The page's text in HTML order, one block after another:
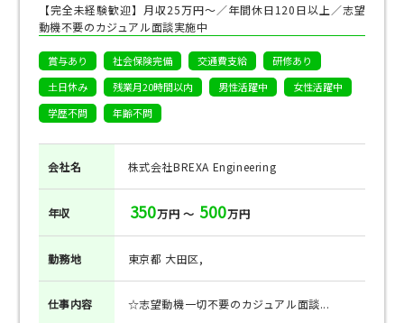
【完全未経験歓迎】月収25万円～／年間休日120日以上／志望
動機不要のカジュアル面談実施中
賞与あり 社会保険完備 交通費支給
研修あり
土日休み
残業月20時間以内 男性活躍中
女性活躍中
学歴不問
年齢不問
会社名 株式会社BREXA Engineering
年収 350万円 ～ 500万円
勤務地 東京都 大田区,
仕事内容 ☆志望動機一切不要のカジュアル面談...